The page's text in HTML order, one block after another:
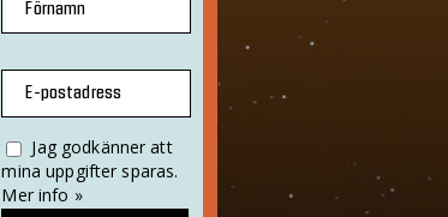
Förnamn
E-postadress
Jag godkänner att
mina uppgifter sparas.
Mer info »